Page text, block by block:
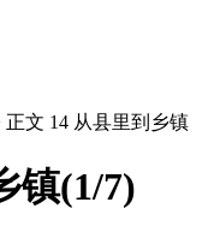
正文 14 从县里到乡镇
镇(1/7)